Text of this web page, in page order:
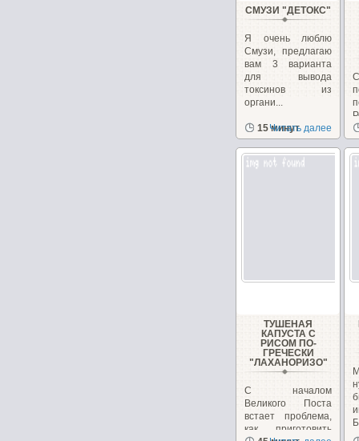
СМУЗИ "ДЕТОКС"
Я очень люблю
Смузи, предлагаю
вам 3 варианта
для вывода
токсинов из
органи...
15 минут
Читать далее
ТУШЕНАЯ
КАПУСТА С
РИСОМ ПО-
ГРЕЧЕСКИ
"ЛАХАНОРИЗО"
С началом
Великого Поста
встает проблема,
как приготовить